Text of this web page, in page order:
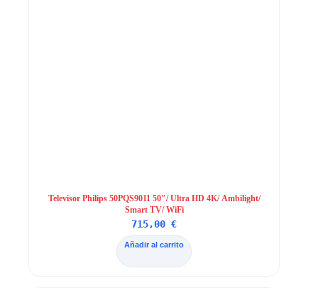
Televisor Philips 50PQS9011 50″/ Ultra HD 4K/ Ambilight/
Smart TV/ WiFi
715,00€
Añadir al carrito